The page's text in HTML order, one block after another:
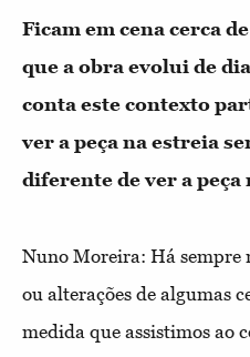
Ficam em cena cerca
que a obra evolui de
conta este contexto
ver a peça na estreia
diferente de ver a
Nuno Moreira: Há sempre
ou alterações de algumas
medida que assistimos ao